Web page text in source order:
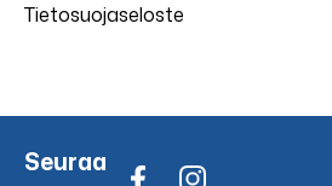
Tietosuojaseloste
Seuraa